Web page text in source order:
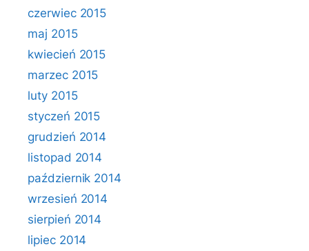
czerwiec 2015
maj 2015
kwiecień 2015
marzec 2015
luty 2015
styczeń 2015
grudzień 2014
listopad 2014
październik 2014
wrzesień 2014
sierpień 2014
lipiec 2014